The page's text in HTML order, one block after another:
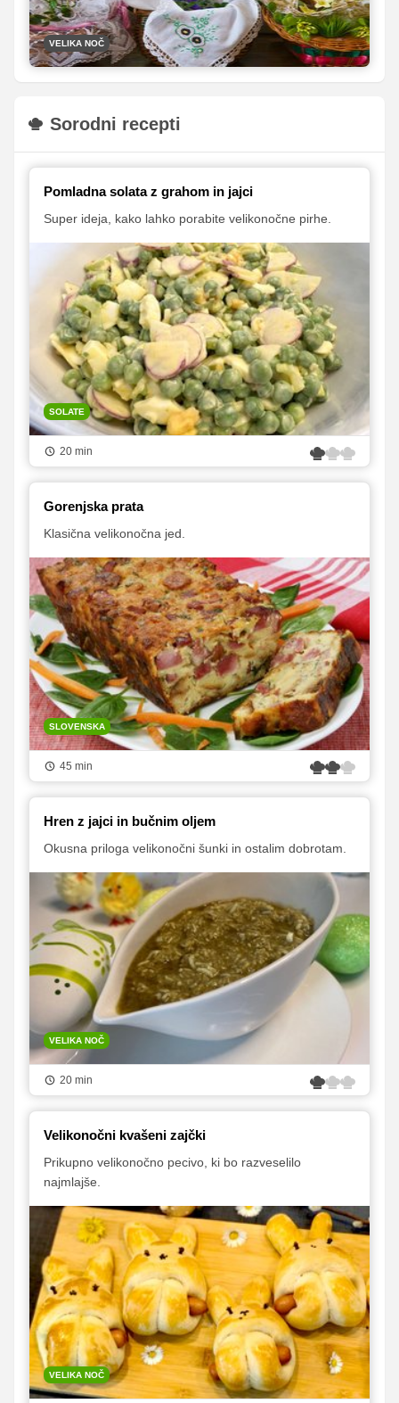
VELIKA NOČ
Sorodni recepti
Pomladna solata z grahom in jajci
Super ideja, kako lahko porabite velikonočne pirhe.
SOLATE
20 min
Gorenjska prata
Klasična velikonočna jed.
SLOVENSKA
45 min
Hren z jajci in bučnim oljem
Okusna priloga velikonočni šunki in ostalim dobrotam.
VELIKA NOČ
20 min
Velikonočni kvašeni zajčki
Prikupno velikonočno pecivo, ki bo razveselilo
najmlajše.
VELIKA NOČ